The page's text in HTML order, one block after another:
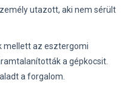
utazott, aki nem sérült
mellett az esztergomi
a gépkocsit.
a forgalom.